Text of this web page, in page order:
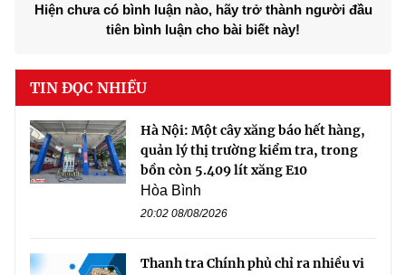
Hiện chưa có bình luận nào, hãy trở thành người đầu
tiên bình luận cho bài biết này!
TIN ĐỌC NHIỀU
Hà Nội: Một cây xăng báo hết hàng,
quản lý thị trường kiểm tra, trong
bồn còn 5.409 lít xăng E10
Hòa Bình
20:02 08/08/2026
Thanh tra Chính phủ chỉ ra nhiều vi